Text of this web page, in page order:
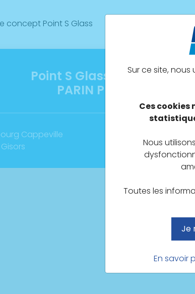
concept Point S Glass
Point S Glass - Gisors
PARIN PNEUS
Cappeville
Sur ce site, nous
Ces
Nous
Toutes les
Je
En savoir